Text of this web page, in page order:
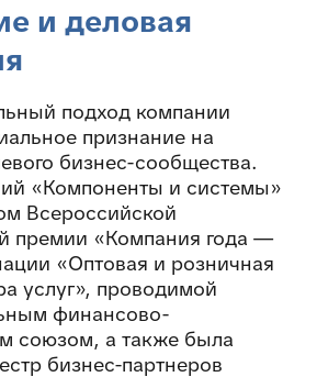
и деловая
подход компании
признание на
бизнес-сообщества.
«Компоненты и системы»
Всероссийской
премии «Компания года —
«Оптовая и розничная
услуг», проводимой
финансово-
союзом, а также была
бизнес-партнеров